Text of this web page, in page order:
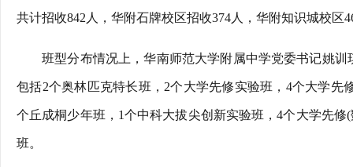
共计招收842人，华附石牌校区招收374人，华附知识城校
班型分布情况上，华南师范大学附属中学党委书记姚
包括2个奥林匹克特长班，2个大学先修实验班，4个大学
个丘成桐少年班，1个中科大拔尖创新实验班，4个大学先
班。